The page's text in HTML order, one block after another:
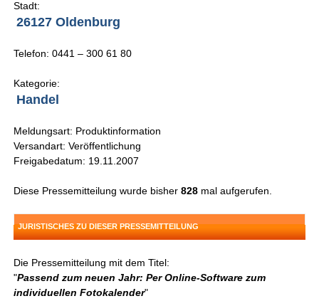
Stadt:
26127 Oldenburg
Telefon: 0441 – 300 61 80
Kategorie:
Handel
Meldungsart: Produktinformation
Versandart: Veröffentlichung
Freigabedatum: 19.11.2007
Diese Pressemitteilung wurde bisher828 mal aufgerufen.
JURISTISCHES ZU DIESER PRESSEMITTEILUNG
Die Pressemitteilung mit dem Titel:
"Passend zum neuen Jahr: Per Online-Software zum
individuellen Fotokalender"